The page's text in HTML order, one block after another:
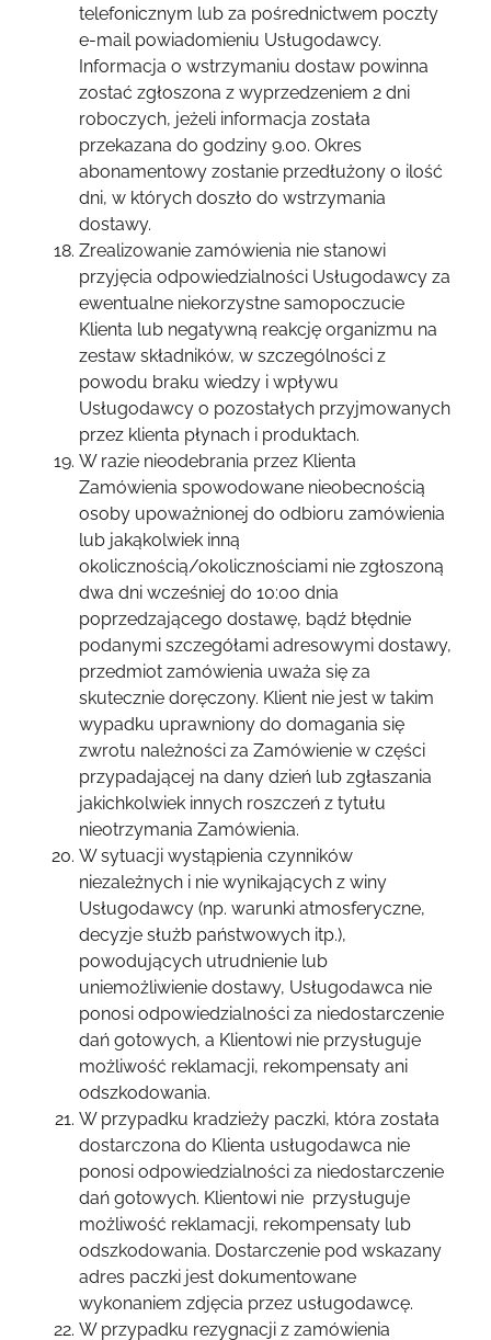
telefonicznym lub za pośrednictwem poczty
e-mail powiadomieniu Usługodawcy.
Informacja o wstrzymaniu dostaw powinna
zostać zgłoszona z wyprzedzeniem 2 dni
roboczych, jeżeli informacja została
przekazana do godziny 9.00. Okres
abonamentowy zostanie przedłużony o ilość
dni, w których doszło do wstrzymania
dostawy.
Zrealizowanie zamówienia nie stanowi
przyjęcia odpowiedzialności Usługodawcy za
ewentualne niekorzystne samopoczucie
Klienta lub negatywną reakcję organizmu na
zestaw składników, w szczególności z
powodu braku wiedzy i wpływu
Usługodawcy o pozostałych przyjmowanych
przez klienta płynach i produktach.
W razie nieodebrania przez Klienta
Zamówienia spowodowane nieobecnością
osoby upoważnionej do odbioru zamówienia
lub jakąkolwiek inną
okolicznością/okolicznościami nie zgłoszoną
dwa dni wcześniej do 10:00 dnia
poprzedzającego dostawę, bądź błędnie
podanymi szczegółami adresowymi dostawy,
przedmiot zamówienia uważa się za
skutecznie doręczony. Klient nie jest w takim
wypadku uprawniony do domagania się
zwrotu należności za Zamówienie w części
przypadającej na dany dzień lub zgłaszania
jakichkolwiek innych roszczeń z tytułu
nieotrzymania Zamówienia.
W sytuacji wystąpienia czynników
niezależnych i nie wynikających z winy
Usługodawcy (np. warunki atmosferyczne,
decyzje służb państwowych itp.),
powodujących utrudnienie lub
uniemożliwienie dostawy, Usługodawca nie
ponosi odpowiedzialności za niedostarczenie
dań gotowych, a Klientowi nie przysługuje
możliwość reklamacji, rekompensaty ani
odszkodowania.
W przypadku kradzieży paczki, która została
dostarczona do Klienta usługodawca nie
ponosi odpowiedzialności za niedostarczenie
dań gotowych. Klientowi nie przysługuje
możliwość reklamacji, rekompensaty lub
odszkodowania. Dostarczenie pod wskazany
adres paczki jest dokumentowane
wykonaniem zdjęcia przez usługodawcę.
W przypadku rezygnacji z zamówienia